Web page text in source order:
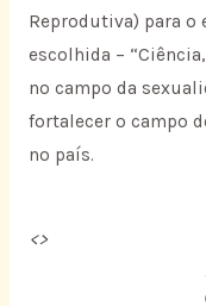
Reprodutiva) para o
escolhida –
no campo da
fortalecer o campo
no país.
<>